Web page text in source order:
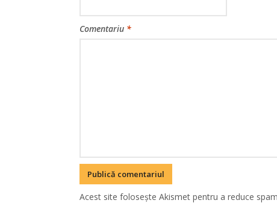
Comentariu *
Acest site folosește Akismet pentru a reduce